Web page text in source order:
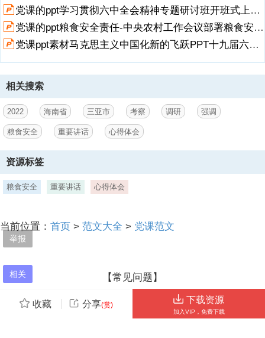
收藏 分享(赏) 下载资源
加入VIP，免费下载
相关
举报
2、初心。枝叶关情的为民初心。 民生无小事，枝叶总关情。中国共产
党自成立之日起， 就把 人民 二字镌刻在旗帜上，把为人民谋幸福、为
民族谋复兴确立为自己的初心使命，从革命时期打土豪、分田地到新时
代脱贫路上一个都不能少，从当年 4 亿人吃不饱到今天 14 亿多人吃得
上，站稳人民立场，以百姓心为心，始终与人民同呼吸、共命运、心连
心，民之所忧必念之，民之所盼必行之。牢记总书记粮食安全是国之大
者的嘱托，坚决扛起粮食安全的政治责任，守好人民群众的米袋子中天
文库网（），祝您事业如日中天！
3、 菜篮子，任凭国际形势如何变幻，始终确保 14 亿中国人民到点开
饭，吃得饱、更吃得好。 端牢中国饭碗，要增强责任感，坚守稳字当
头，端牢中国饭碗，要增强责任感，坚守稳字当头，重农抓粮的持久恒
心。重农抓粮的持久恒心。农为邦本，本固邦宁。民以食为先，百姓吃
饭大于天，手中有粮，才能心中不慌。从米袋子省长负责制到粮食安全
为治国理政的头等大事。重农固本是安民之基、治国之要， 新时代党员
干部要自觉扛起国家粮食安全 压舱石重任，深入实施藏粮于地，藏粮于
技战略，下好创新先手棋、打好种业翻身仗，牢牢把住粮食安全主动
餐，粒粒皆辛苦。面对触目惊心、令人痛心的餐饮浪费现象，党员干部
当思一粥一饭来之不易，要以身作则、率先垂范，带
党课的ppt学习贯彻六中全会精神专题研讨班开班式上重要讲话专题党课PPT课件成品ppt下载.pptx
党课的ppt粮食安全责任-中央农村工作会议部署粮食安全PPT课件成品ppt下载.pptx
党课ppt素材马克思主义中国化新的飞跃PPT十九届六中全会精神专题研讨班开班式上发表重要讲话ppt模板.pptx
相关搜索
2022 海南省 三亚市 考察 调研 强调
粮食安全 重要讲话 心得体会
资源标签
粮食安全 重要讲话 心得体会
当前位置： 首页 > 范文大全 > 党课范文
【常见问题】
【不能登录】手机号、微信、QQ是不同的独立账号，账号
信息不互通；请用付费时的账号登录。